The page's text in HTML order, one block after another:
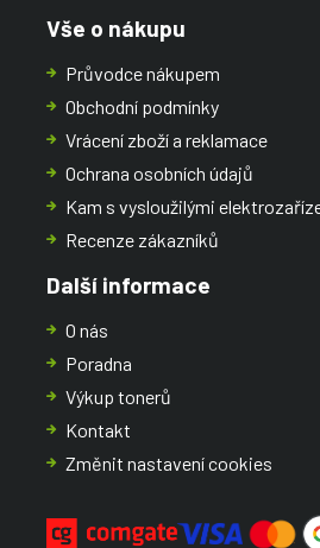
Vše o nákupu
Průvodce nákupem
Obchodní podmínky
Vrácení zboží a reklamace
Ochrana osobních údajů
Kam s vysloužilými
Recenze zákazníků
Další informace
O nás
Poradna
Výkup tonerů
Kontakt
Změnit nastavení cookies